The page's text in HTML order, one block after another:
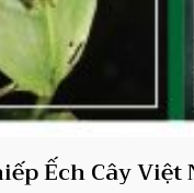
Ếch Cây Việt